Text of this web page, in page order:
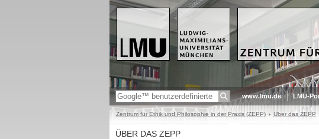
www.lmu.de LMU-
Zentrum für Ethik und Philosophie in der Praxis (ZEPP) Über das ZEPP
ÜBER DAS ZEPP